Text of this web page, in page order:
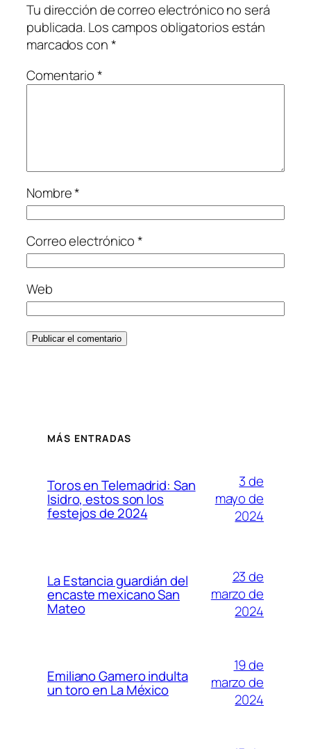
Tu dirección de correo electrónico no será
publicada. Los campos obligatorios están
marcados con*
Comentario*
Nombre*
Correo electrónico*
Web
MÁS ENTRADAS
Toros en Telemadrid: San
Isidro, estos son los
festejos de 2024
3 de
mayo de
2024
La Estancia guardián del
encaste mexicano San
Mateo
23 de
marzo de
2024
Emiliano Gamero indulta
un toro en La México
19 de
marzo de
2024